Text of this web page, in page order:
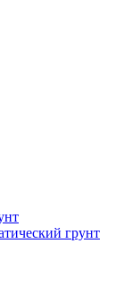
грунт